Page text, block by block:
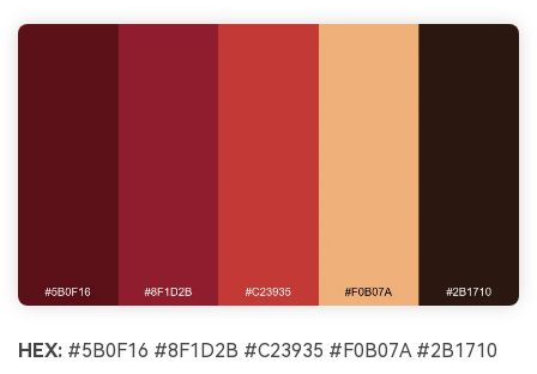
HEX: #5B0F16 #8F1D2B #C23935 #F0B07A #2B1710